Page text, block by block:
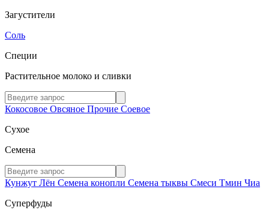
Загустители
Соль
Специи
Растительное молоко и сливки
Кокосовое Овсяное Прочие Соевое
Сухое
Семена
Кунжут Лён Семена конопли Семена тыквы Смеси Тмин Чиа
Суперфуды